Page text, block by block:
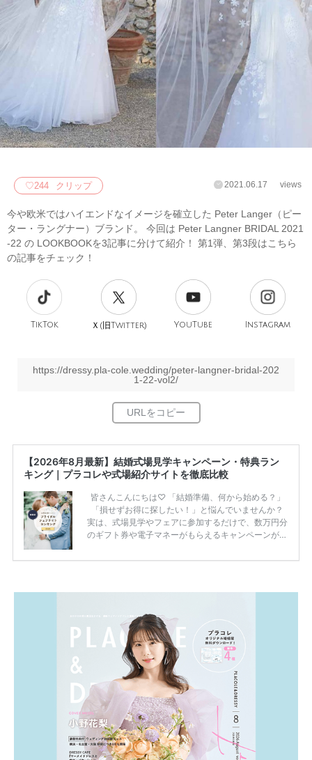
♡244 クリップ 2021.06.17 views
今や欧米ではハイエンドなイメージを確立した Peter Langer（ピー
ター・ラングナー）ブランド。 今回は Peter Langner BRIDAL 2021
-22 の LOOKBOOKを3記事に分けて紹介！ 第1弾、第3段はこちら
の記事をチェック！
TikTok Ｘ(旧Twitter) YouTube Instagram
https://dressy.pla-cole.wedding/peter-langner-bridal-202
1-22-vol2/
【2026年8月最新】結婚式場見学キャンペーン・特典ラン
キング｜プラコレや式場紹介サイトを徹底比較
皆さんこんにちは♡ 「結婚準備、何から始める？」
「損せずお得に探したい！」と悩んでいませんか？
実は、式場見学やフェアに参加するだけで、数万円分
のギフト券や電子マネーがもらえるキャンペーンがあ
ため、比較せずに選ぶと損をしてしまうことも……。
一番お得？」「プラコレの特典は？」といった疑問も
解決します。 まずは診断で候補を絞れる「ウェディ
ング診断」か、体験型 […]続きを読む